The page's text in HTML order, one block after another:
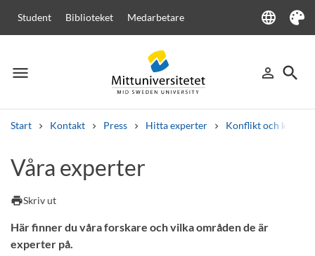
Student Biblioteket Medarbetare language
Language
Tema
menu
Meny person_outline
Logga in
search
Sök
Start Kontakt Press Hitta experter Konflikt och kris
Andra söktjänster
Kurser och program
Våra experter
printSkriv ut
Här finner du våra forskare och vilka områden de är
experter på.